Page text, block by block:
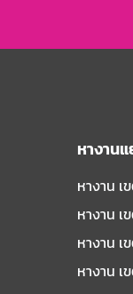
หางาน
หางาน เ
หางาน เ
หางาน เ
หางาน